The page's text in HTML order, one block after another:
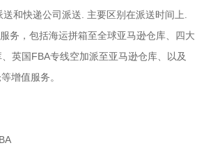
和快递公司派送. 主要区别在派送时间上.
务，包括海运拼箱至全球亚马逊仓库、四大
英国FBA专线空加派至亚马逊仓库、以及
增值服务。